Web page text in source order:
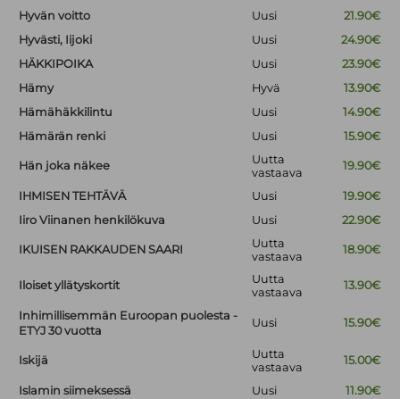
Hyvän voitto Uusi
21.90€
Hyvästi, Iijoki
Uusi
24.90€
HÄKKIPOIKA
Uusi
23.90€
Hämy
Hyvä
13.90€
Hämähäkkilintu
Uusi
14.90€
Hämärän renki
Uusi 15.90€
Hän joka näkee
Uutta
vastaava
19.90€
IHMISEN TEHTÄVÄ Uusi
19.90€
Iiro Viinanen henkilökuva
Uusi 22.90€
IKUISEN RAKKAUDEN SAARI
Uutta
vastaava
18.90€
Iloiset yllätyskortit
Uutta
vastaava
13.90€
Inhimillisemmän Euroopan puolesta -
ETYJ 30 vuotta
Uusi 15.90€
Iskijä
Uutta
vastaava
15.00€
Islamin siimeksessä Uusi 11.90€